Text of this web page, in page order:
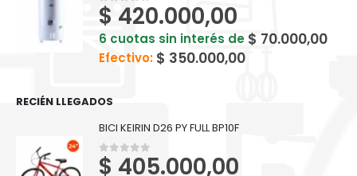
0out of 5
$ 420.000,00
6 cuotas sin interés de $ 70.000,00
Efectivo: $ 350.000,00
RECIÉN LLEGADOS
BICI KEIRIN D26 PY FULL BP10F
0out of 5
$ 405.000,00